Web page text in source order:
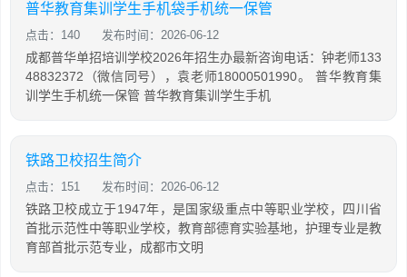
普华教育集训学生手机袋手机统一保管
点击：140 发布时间：2026-06-12
成都普华单招培训学校2026年招生办最新咨询电话：钟老师133
48832372（微信同号），袁老师18000501990。 普华教育集
训学生手机统一保管 普华教育集训学生手机
铁路卫校招生简介
点击：151 发布时间：2026-06-12
铁路卫校成立于1947年，是国家级重点中等职业学校，四川省
首批示范性中等职业学校，教育部德育实验基地，护理专业是教
育部首批示范专业，成都市文明